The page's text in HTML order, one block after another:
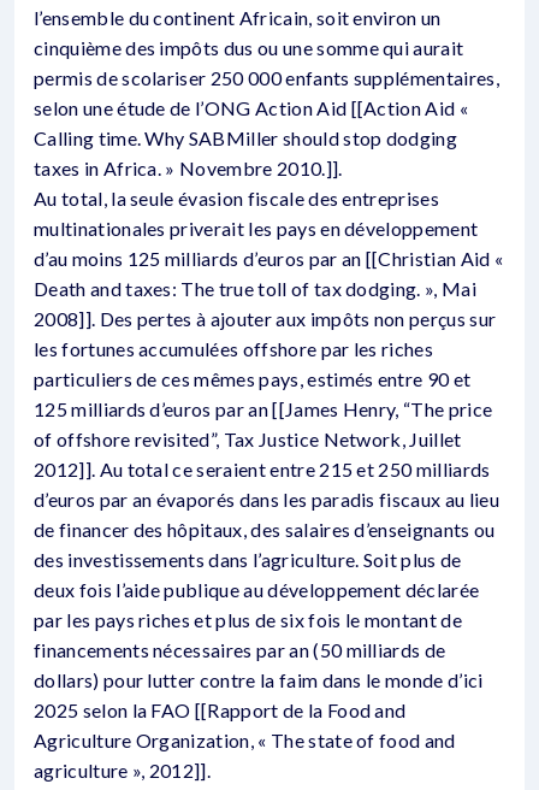
l’ensemble du continent Africain, soit environ un
cinquième des impôts dus ou une somme qui aurait
permis de scolariser 250 000 enfants supplémentaires,
selon une étude de l’ONG Action Aid [[Action Aid «
Calling time. Why SABMiller should stop dodging
taxes in Africa. » Novembre 2010.]].
Au total, la seule évasion fiscale des entreprises
multinationales priverait les pays en développement
d’au moins 125 milliards d’euros par an [[Christian Aid «
Death and taxes: The true toll of tax dodging. », Mai
2008]]. Des pertes à ajouter aux impôts non perçus sur
les fortunes accumulées offshore par les riches
particuliers de ces mêmes pays, estimés entre 90 et
125 milliards d’euros par an [[James Henry, “The price
of offshore revisited”, Tax Justice Network, Juillet
2012]]. Au total ce seraient entre 215 et 250 milliards
d’euros par an évaporés dans les paradis fiscaux au lieu
de financer des hôpitaux, des salaires d’enseignants ou
des investissements dans l’agriculture. Soit plus de
deux fois l’aide publique au développement déclarée
par les pays riches et plus de six fois le montant de
financements nécessaires par an (50 milliards de
dollars) pour lutter contre la faim dans le monde d’ici
2025 selon la FAO [[Rapport de la Food and
Agriculture Organization, « The state of food and
agriculture », 2012]].